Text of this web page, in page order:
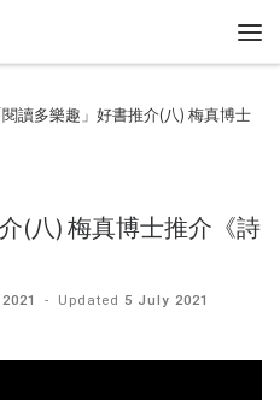
閱讀多樂趣」好書推介(八) 梅真博士
(八) 梅真博士推介《詩
- Updated 5 July 2021